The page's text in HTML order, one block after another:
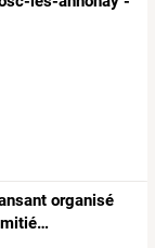
organisé
…